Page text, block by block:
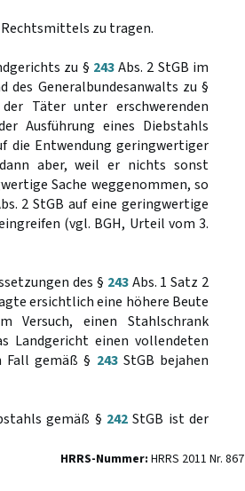
Rechtsmittels zu tragen.
zu § 243Abs. 2 StGB im
des Generalbundesanwalts zu §
Täter unter erschwerenden
Ausführung eines Diebstahls
die Entwendung geringwertiger
aber, weil er nichts sonst
Sache weggenommen, so
2 StGB auf eine geringwertige
(vgl. BGH, Urteil vom 3.
des § 243Abs. 1 Satz 2
ersichtlich eine höhere Beute
Versuch, einen Stahlschrank
Landgericht einen vollendeten
Fall gemäß § 243StGB bejahen
gemäß § 242 StGB ist der
HRRS-Nummer: HRRS 2011 Nr. 867